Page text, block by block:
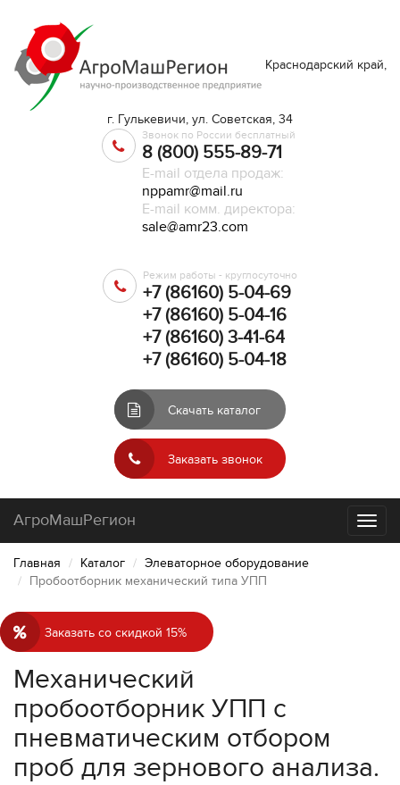
Краснодарский край,
г. Гулькевичи, ул. Советская, 34
Звонок по России бесплатный
8 (800) 555-89-71
E-mail отдела продаж:
nppamr@mail.ru
E-mail комм. директора:
sale@amr23.com
Режим работы - круглосуточно
+7 (86160) 5-04-69
+7 (86160) 5-04-16
+7 (86160) 3-41-64
+7 (86160) 5-04-18
Скачать каталог
Заказать звонок
АгроМашРегион
Главная Каталог
Элеваторное оборудование
Пробоотборник механический типа УПП
Заказать со скидкой 15%
Механический
пробоотборник УПП с
пневматическим отбором
проб для зернового анализа.